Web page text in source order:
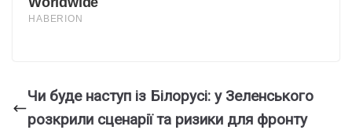
Чи буде наступ із Білорусі: у Зеленського
розкрили сценарії та ризики для фронту